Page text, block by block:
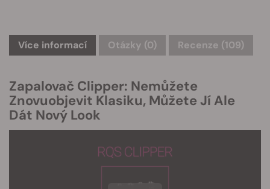
Více informací Otázky (0) Recenze (109)
Zapalovač Clipper: Nemůžete
Znovuobjevit Klasiku, Můžete Jí Ale
Dát Nový Look